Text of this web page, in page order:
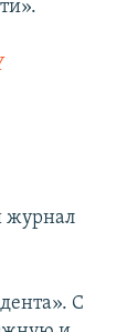
журнал
С